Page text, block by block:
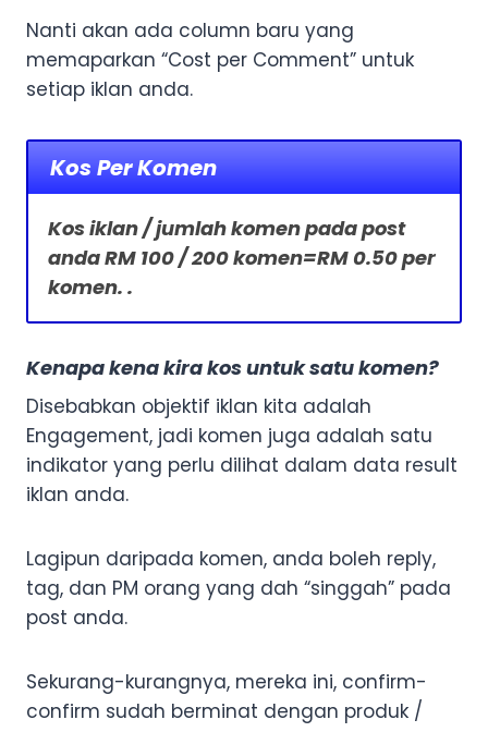
Nanti akan ada column baru yang
memaparkan “Cost per Comment” untuk
setiap iklan anda.
Kos Per Komen
Kos iklan / jumlah komen pada post
anda RM 100 / 200 komen=RM 0.50 per
komen. .
Kenapa kena kira kos untuk satu komen?
Disebabkan objektif iklan kita adalah
Engagement, jadi komen juga adalah satu
indikator yang perlu dilihat dalam data result
iklan anda.
Lagipun daripada komen, anda boleh reply,
tag, dan PM orang yang dah “singgah” pada
post anda.
Sekurang-kurangnya, mereka ini, confirm-
confirm sudah berminat dengan produk /